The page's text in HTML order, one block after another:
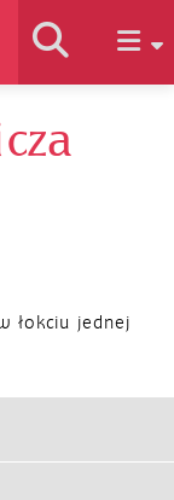
łokciu jednej